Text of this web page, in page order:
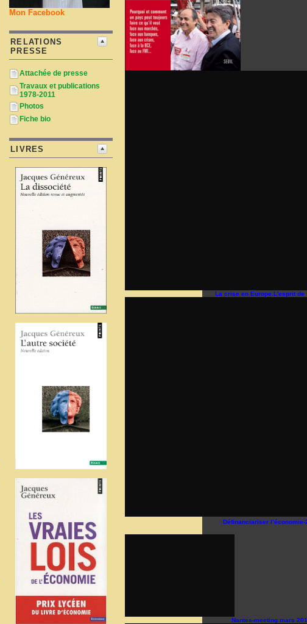
Mon Facebook
RELATIONS
PRESSE
Attachée de presse
Travaux et publications
1978-2011
Photos
Fiche bio
LIVRES
La crise en Europe.L'esprit de
Définanciariser l’économie-
Nantes-meeting mars